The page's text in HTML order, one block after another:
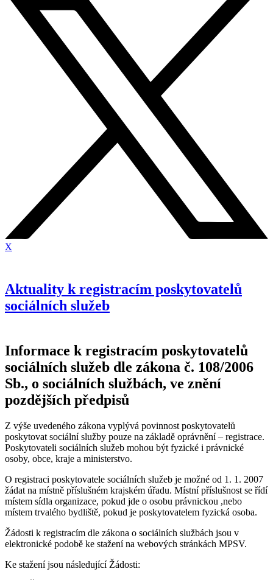
X
Aktuality k registracím poskytovatelů
sociálních služeb
Informace k registracím poskytovatelů
sociálních služeb dle zákona č. 108/2006
Sb., o sociálních službách, ve znění
pozdějších předpisů
Z výše uvedeného zákona vyplývá povinnost poskytovatelů
poskytovat sociální služby pouze na základě oprávnění – registrace.
Poskytovateli sociálních služeb mohou být fyzické i právnické
osoby, obce, kraje a ministerstvo.
O registraci poskytovatele sociálních služeb je možné od 1. 1. 2007
žádat na místně příslušném krajském úřadu. Místní příslušnost se řídí
místem sídla organizace, pokud jde o osobu právnickou ,nebo
místem trvalého bydliště, pokud je poskytovatelem fyzická osoba.
Žádosti k registracím dle zákona o sociálních službách jsou v
elektronické podobě ke stažení na webových stránkách MPSV.
Ke stažení jsou následující Žádosti: